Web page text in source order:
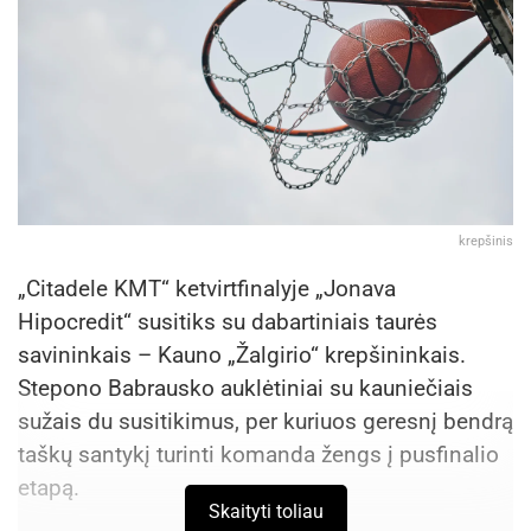
• Norintys savanoriškai atlikti karinę tarnybą gali
užpildyti www.karys.lt puslapyje esančią anketą
arba kreiptis į artimiausią pagal gyvenamąją vietą
Lietuvos kariuomenės Karo komendantūrų
valdybos teritorinį padalinį.
Šaltinis: Anykščių rajono savivaldybė
krepšinis
„Citadele KMT“ ketvirtfinalyje „Jonava
Hipocredit“ susitiks su dabartiniais taurės
savininkais – Kauno „Žalgirio“ krepšininkais.
Stepono Babrausko auklėtiniai su kauniečiais
sužais du susitikimus, per kuriuos geresnį bendrą
taškų santykį turinti komanda žengs į pusfinalio
etapą.
Skaityti toliau